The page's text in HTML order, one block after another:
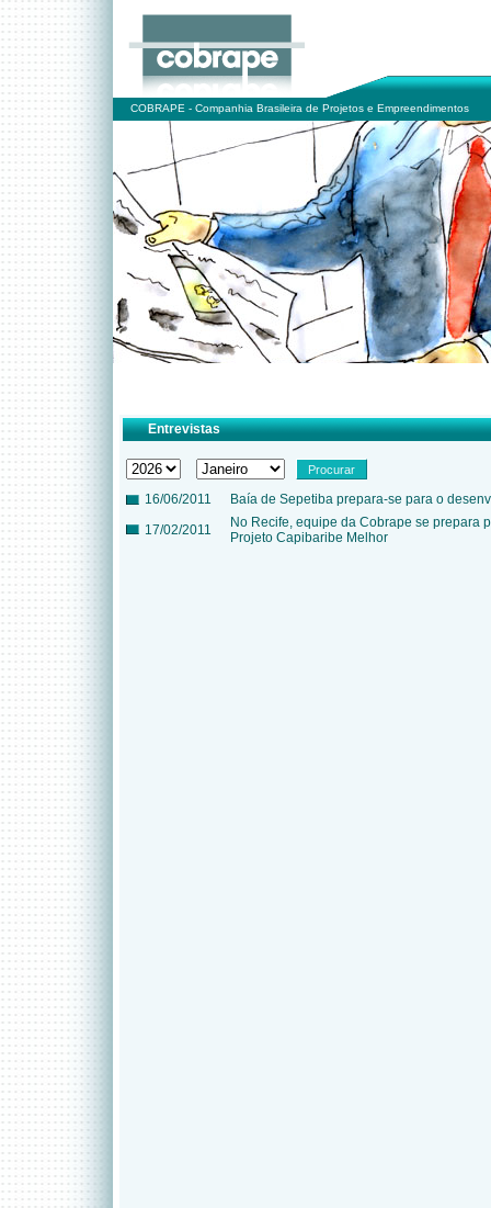
COBRAPE - Companhia Brasileira de Projetos e Empreendimentos
Entrevistas
16/06/2011
Baía de Sepetiba prepara-se para o
17/02/2011
No Recife, equipe da Cobrape se prepara
Projeto Capibaribe Melhor